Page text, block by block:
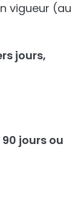
vigueur (au
jours,
jours ou